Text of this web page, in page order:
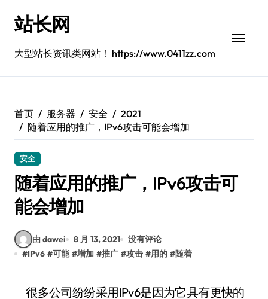
站长网
大型站长资讯类网站！ https://www.0411zz.com
首页 服务器 安全
2021
随着应用的推广，IPv6攻击可能会增加
安全
随着应用的推广，IPv6攻击可
能会增加
由 dawei 8 月 13, 2021
没有评论
#IPv6 #可能 #增加 #推广 #攻击 #用的 #随着
很多公司纷纷采用IPv6是因为它具有更快的